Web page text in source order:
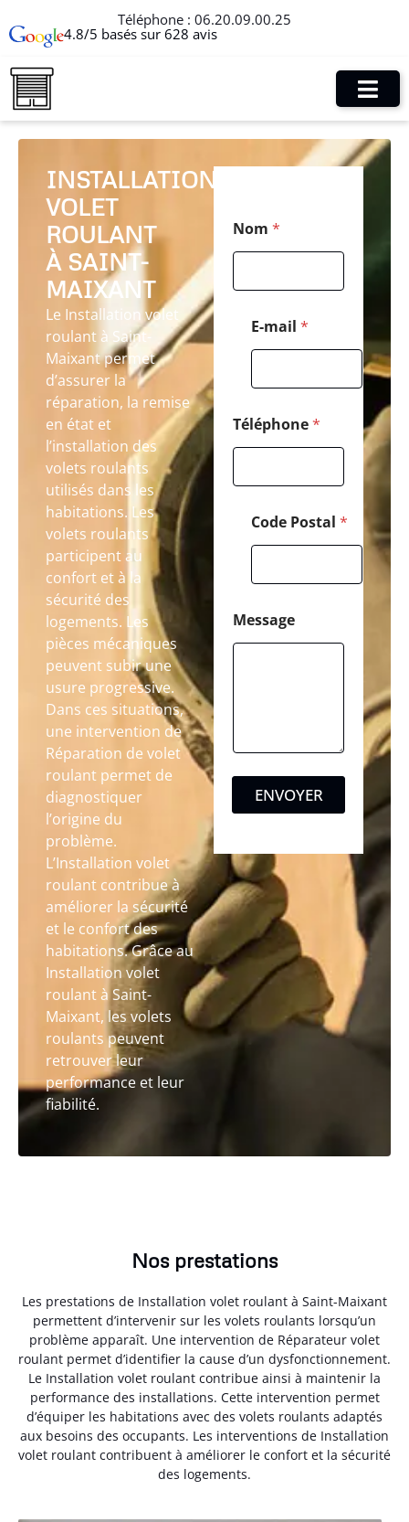
Téléphone : 06.20.09.00.25
4.8/5 basés sur 628 avis
INSTALLATION
VOLET
ROULANT
À SAINT-
MAIXANT
Le Installation volet
roulant à Saint-
Maixant permet
d’assurer la
réparation, la remise
en état et
l’installation des
volets roulants
utilisés dans les
habitations. Les
volets roulants
participent au
confort et à la
sécurité des
logements. Les
pièces mécaniques
peuvent subir une
usure progressive.
Dans ces situations,
une intervention de
Réparation de volet
roulant permet de
diagnostiquer
l’origine du
problème.
L’Installation volet
roulant contribue à
améliorer la sécurité
et le confort des
habitations. Grâce au
Installation volet
roulant à Saint-
Maixant, les volets
roulants peuvent
retrouver leur
performance et leur
fiabilité.
o
s
a
Nom *
E-mail *
Téléphone*
Code Postal *
Message
ENVOYER
Nos prestations
Les prestations de Installation volet roulant à Saint-Maixant
permettent d’intervenir sur les volets roulants lorsqu’un
problème apparaît. Une intervention de Réparateur volet
roulant permet d’identifier la cause d’un dysfonctionnement.
Le Installation volet roulant contribue ainsi à maintenir la
performance des installations. Cette intervention permet
d’équiper les habitations avec des volets roulants adaptés
aux besoins des occupants. Les interventions de Installation
volet roulant contribuent à améliorer le confort et la sécurité
des logements.